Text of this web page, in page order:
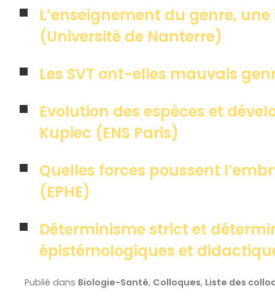
L’enseignement du genre,
(Université de Nanterre)
Les SVT ont-elles mauvais
Evolution des espèces et
Kupiec (ENS Paris)
Quelles forces poussent
(EPHE)
Déterminisme strict et
épistémologiques et
Publié dans Biologie-Santé, Colloques, Liste des